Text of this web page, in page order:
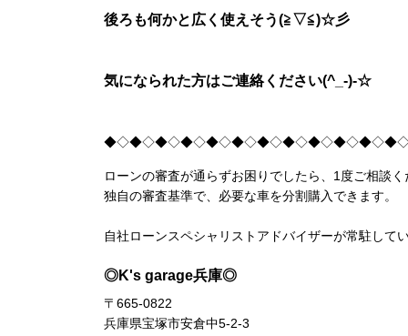
後ろも何かと広く使えそう(≧▽≦)☆彡
気になられた方はご連絡ください(^_-)-☆
ローンの審査が通らずお困りでしたら、1度ご相談く
独自の審査基準で、必要な車を分割購入できます。
自社ローンスペシャリストアドバイザーが常駐して
◎K's garage兵庫◎
〒665-0822
兵庫県宝塚市安倉中5-2-3